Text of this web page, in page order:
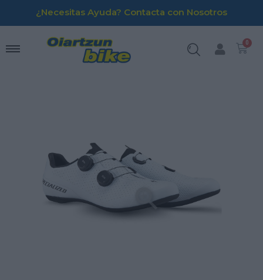
¿Necesitas Ayuda? Contacta con Nosotros
